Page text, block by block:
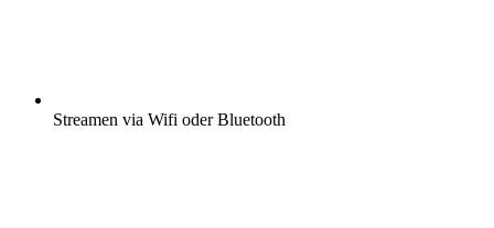
Streamen via Wifi oder Bluetooth